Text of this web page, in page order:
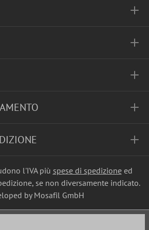
l'IVA più spese di spedizioneed
se non diversamente indicato.
by Mosafil GmbH